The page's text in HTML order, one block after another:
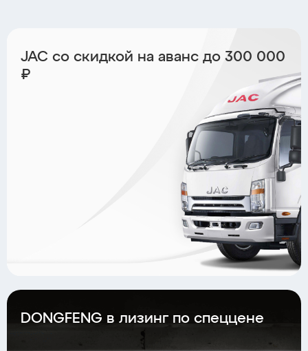
JAC со скидкой на аванс до 300 000
₽
DONGFENG в лизинг по спеццене